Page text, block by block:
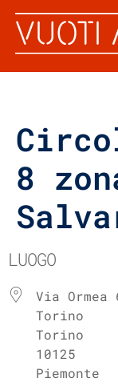
8
LUOGO
Via
Torino
Torino
10125
Piemonte